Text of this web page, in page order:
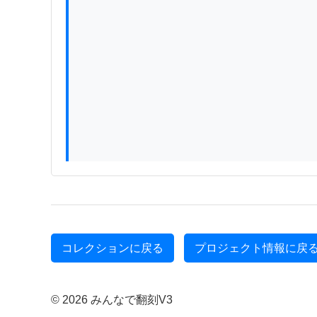
コレクションに戻る プロジェクト情報に戻
© 2026 みんなで翻刻V3